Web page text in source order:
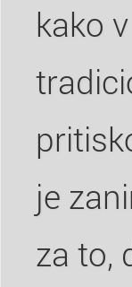
kako
je
za to,